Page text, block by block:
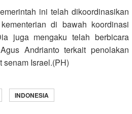
ini telah dikoordinasikan
di bawah koordinasi
juga mengaku telah berbicara
Andrianto terkait penolakan
senam Israel.(PH)
INDONESIA